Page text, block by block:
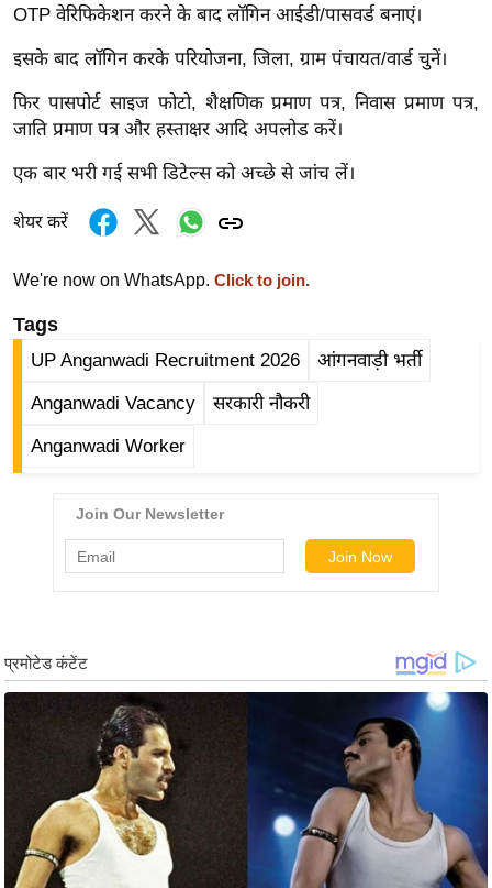
ड
फि
स
मी
क्षा
r
a
k
g
N
इ
ल
जी
ब्यू
टी
OTP वेरिफिकेशन करने के बाद लॉगिन आईडी/पासवर्ड बनाएं।
इसके बाद लॉगिन करके परियोजना, जिला, ग्राम पंचायत/वार्ड चुनें।
फिर पासपोर्ट साइज फोटो, शैक्षणिक प्रमाण पत्र, निवास प्रमाण पत्र,
जाति प्रमाण पत्र और हस्ताक्षर आदि अपलोड करें।
एक बार भरी गई सभी डिटेल्स को अच्छे से जांच लें।
शेयर करें
We're now on WhatsApp. Click to join.
Tags
UP Anganwadi Recruitment 2026 आंगनवाड़ी भर्ती
Anganwadi Vacancy सरकारी नौकरी
Anganwadi Worker